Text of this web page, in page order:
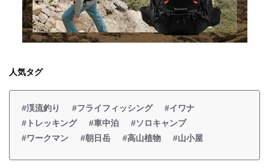
人気タグ
#渓流釣り #フライフィッシング
#イワナ
#トレッキング
#車中泊
#ソロキャンプ
#ワークマン
#朝日岳 #高山植物 #山小屋